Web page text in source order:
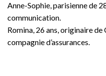
Anne-Sophie, parisienne de
communication.
Romina, 26 ans, originaire
compagnie d’assurances.